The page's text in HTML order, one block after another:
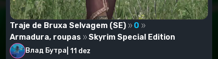
Traje de Bruxa Selvagem (SE)
0
Armadura, roupas
Skyrim Special Edition
Влад Бутра 11 dez